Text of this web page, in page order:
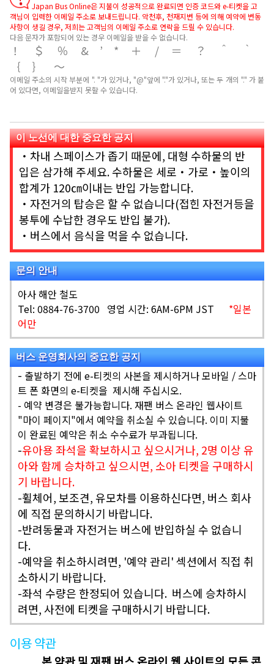
Japan Bus Online은 지불이 성공적으로 완료되면 인증 코드와 e-티켓을 고
객님이 입력한 이메일 주소로 보내드립니다. 악천후, 천재지변 등에 의해 예약에 변동
사항이 생길 경우, 저희는 고객님의 이메일 주소로 연락을 드릴 수 있습니다.
다음 문자가 포함되어 있는 경우 이메일을 받을 수 없습니다.
！＄％&’*＋/＝？＾｀
｛｝～
이메일 주소의 시작 부분에 ". "가 있거나, "@"앞에 "."가 있거나, 또는 두 개의 "." 가 붙
어 있다면, 이메일을받지 못할 수 있습니다.
이 노선에 대한 중요한 공지
・차내 스페이스가 좁기 때문에, 대형 수하물의 반
입은 삼가해 주세요. 수하물은 세로・가로・높이의
합계가 120㎝이내는 반입 가능합니다.
・자전거의 탑승은 할 수 없습니다(접힌 자전거등을
봉투에 수납한 경우도 반입 불가).
・버스에서 음식을 먹을 수 없습니다.
문의 안내
아사 해안 철도
Tel: 0884-76-3700 영업 시간: 6AM-6PM JST *일본
어만
버스 운영회사의 중요한 공지
- 출발하기 전에 e-티켓의 사본을 제시하거나 모바일 / 스마
트 폰 화면의 e-티켓을 제시해 주십시오.
- 예약 변경은 불가능합니다. 재팬 버스 온라인 웹사이트
"마이 페이지"에서 예약을 취소실 수 있습니다. 이미 지불
이 완료된 예약은 취소 수수료가 부과됩니다.
-유아용 좌석을 확보하시고 싶으시거나, 2명 이상 유
아와 함께 승차하고 싶으시면, 소아 티켓을 구매하시
기 바랍니다.
-휠체어, 보조견, 유모차를 이용하신다면, 버스 회사
에 직접 문의하시기 바랍니다.
-반려동물과 자전거는 버스에 반입하실 수 없습니
다.
-예약을 취소하시려면, '예약 관리' 섹션에서 직접 취
소하시기 바랍니다.
-좌석 수량은 한정되어 있습니다. 버스에 승차하시
려면, 사전에 티켓을 구매하시기 바랍니다.
이용 약관